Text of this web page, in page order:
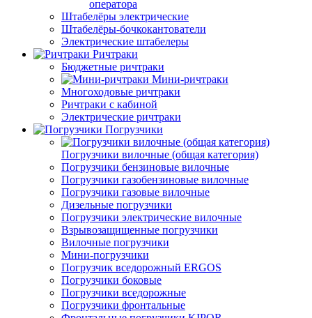
оператора
Штабелёры электрические
Штабелёры-бочкокантователи
Электрические штабелеры
Ричтраки
Бюджетные ричтраки
Мини-ричтраки
Многоходовые ричтраки
Ричтраки с кабиной
Электрические ричтраки
Погрузчики
Погрузчики вилочные (общая категория)
Погрузчики бензиновые вилочные
Погрузчики газобензиновые вилочные
Погрузчики газовые вилочные
Дизельные погрузчики
Погрузчики электрические вилочные
Взрывозащищенные погрузчики
Вилочные погрузчики
Мини-погрузчики
Погрузчик вседорожный ERGOS
Погрузчики боковые
Погрузчики вседорожные
Погрузчики фронтальные